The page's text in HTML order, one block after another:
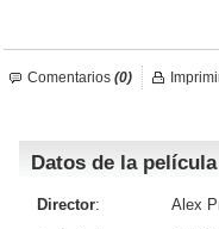
Iniciar sesión
Comentarios (0)
Datos de la
Director:
Alex